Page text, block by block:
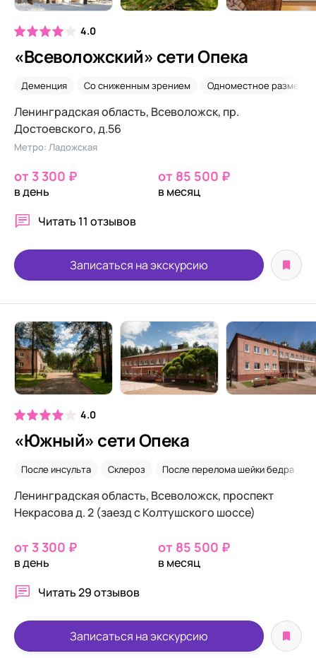
4.0
«Всеволожский» сети Опека
Деменция Со сниженным зрением Одноместное
Ленинградская область, Всеволожск, пр.
Достоевского, д.56
Метро: Ладожская
от 3 300 ₽
в день
от 85 500 ₽
в месяц
Читать 11 отзывов
Записаться на экскурсию
4.0
«Южный» сети Опека
После инсульта Склероз После перелома шейки бедра
Ленинградская область, Всеволожск, проспект
Некрасова д. 2 (заезд с Колтушского шоссе)
от 3 300 ₽
в день
от 85 500 ₽
в месяц
Читать29 отзывов
Записаться на экскурсию